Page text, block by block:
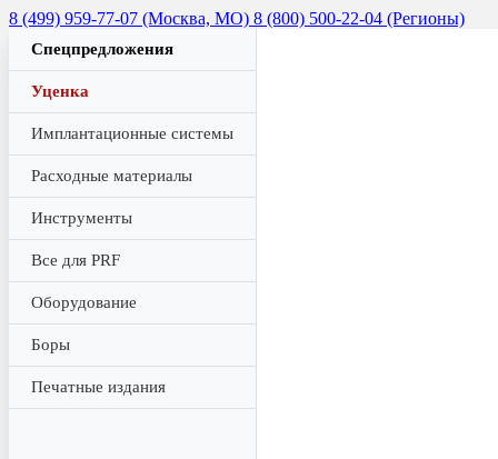
8 (499) 959-77-07 (Москва, МО) 8 (800) 500-22-04 (Регионы)
Спецпредложения
Уценка
Имплантационные системы
Расходные материалы
Инструменты
Все для PRF
Оборудование
Боры
Печатные издания